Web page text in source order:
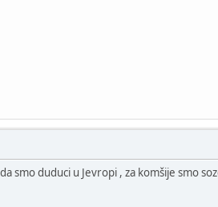
smo duduci u Jevropi , za komšije smo